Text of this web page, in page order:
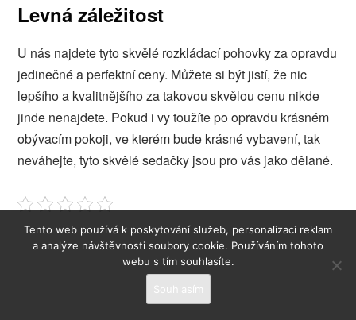
Levná záležitost
U nás najdete tyto skvělé rozkládací pohovky za opravdu
jedinečné a perfektní ceny. Můžete si být jistí, že nic
lepšího a kvalitnějšího za takovou skvělou cenu nikde
jinde nenajdete. Pokud i vy toužíte po opravdu krásném
obývacím pokoji, ve kterém bude krásné vybavení, tak
neváhejte, tyto skvělé sedačky jsou pro vás jako dělané.
Tento web používá k poskytování služeb, personalizaci reklam
a analýze návštěvnosti soubory cookie. Používáním tohoto
webu s tím souhlasíte.
Souhlasím